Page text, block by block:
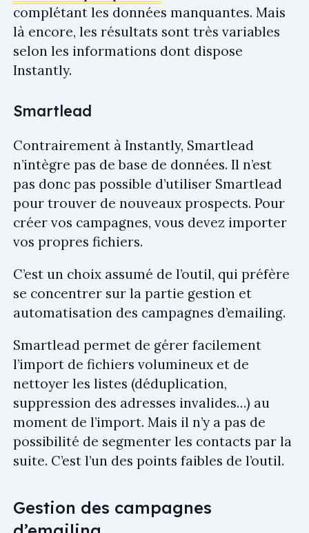
complétant les données manquantes. Mais
là encore, les résultats sont très variables
selon les informations dont dispose
Instantly.
Smartlead
Contrairement à Instantly, Smartlead
n’intègre pas de base de données. Il n’est
pas donc pas possible d’utiliser Smartlead
pour trouver de nouveaux prospects. Pour
créer vos campagnes, vous devez importer
vos propres fichiers.
C’est un choix assumé de l’outil, qui préfère
se concentrer sur la partie gestion et
automatisation des campagnes d’emailing.
Smartlead permet de gérer facilement
l’import de fichiers volumineux et de
nettoyer les listes (déduplication,
suppression des adresses invalides…) au
moment de l’import. Mais il n’y a pas de
possibilité de segmenter les contacts par la
suite. C’est l’un des points faibles de l’outil.
Gestion des campagnes